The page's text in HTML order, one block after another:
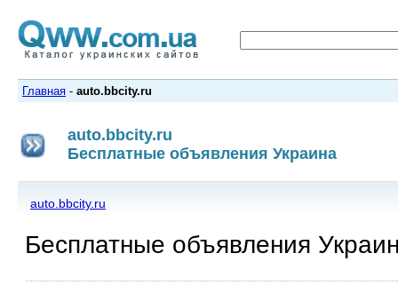
Главная - auto.bbcity.ru
auto.bbcity.ru
Бесплатные объявления Украина
auto.bbcity.ru
Бесплатные объявления